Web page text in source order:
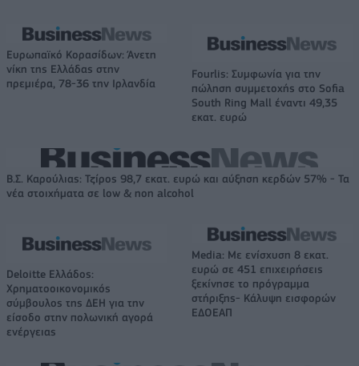
Ευρωπαϊκό Κορασίδων: Άνετη
νίκη της Ελλάδας στην
πρεμιέρα, 78-36 την Ιρλανδία
Fourlis: Συμφωνία για την
πώληση συμμετοχής στο Sofia
South Ring Mall έναντι 49,35
εκατ. ευρώ
Β.Σ. Καρούλιας: Τζίρος 98,7 εκατ. ευρώ και αύξηση κερδών 57% - Τα
νέα στοιχήματα σε low & non alcohol
Deloitte Ελλάδος:
Χρηματοοικονομικός
σύμβουλος της ΔΕΗ για την
είσοδο στην πολωνική αγορά
ενέργειας
Media: Με ενίσχυση 8 εκατ.
ευρώ σε 451 επιχειρήσεις
ξεκίνησε το πρόγραμμα
στήριξης- Κάλυψη εισφορών
ΕΔΟΕΑΠ